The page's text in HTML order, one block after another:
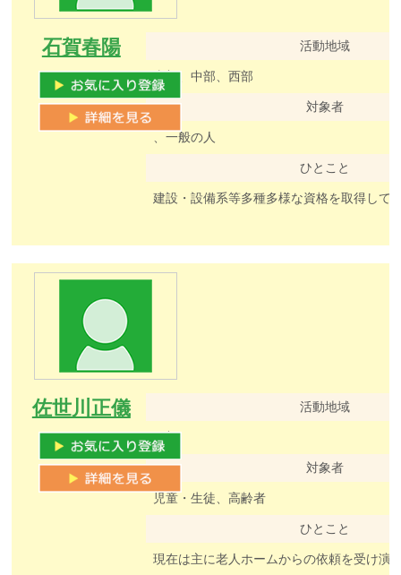
活動地域
東部、中部、西部
対象者
、一般の人
ひとこと
建設・設備系等多種多様な資格を取得して
石賀春陽
活動地域
西部
対象者
児童・生徒、高齢者
ひとこと
現在は主に老人ホームからの依頼を受け演
佐世川正儀